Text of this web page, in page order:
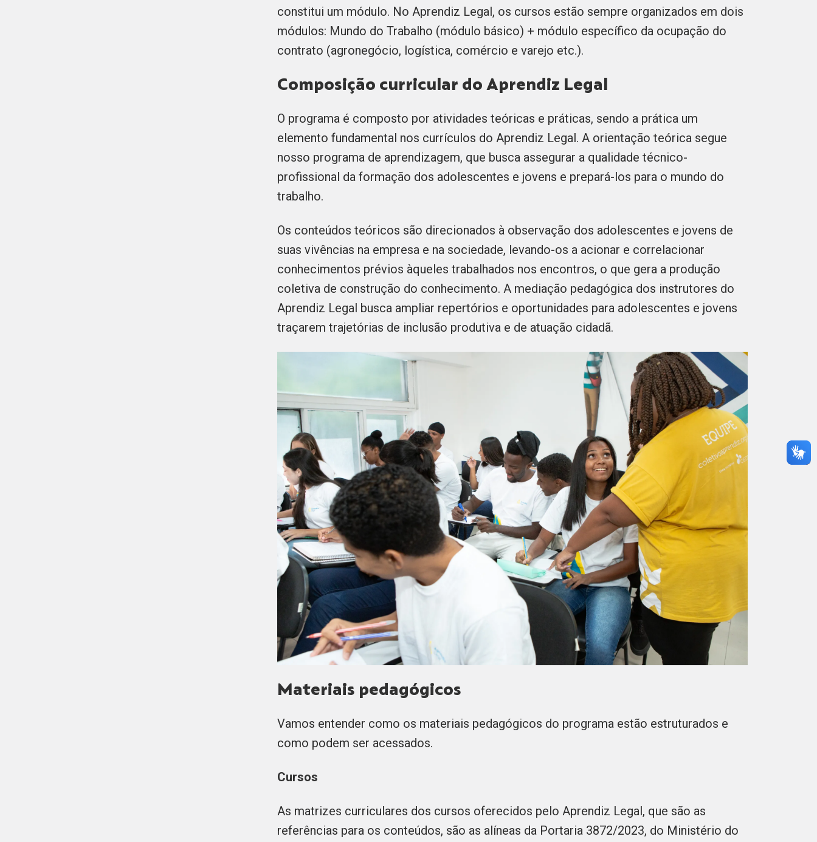
constitui um módulo. No Aprendiz Legal, os cursos estão sempre organizados em dois
módulos: Mundo do Trabalho (módulo básico) + módulo específico da ocupação do
contrato (agronegócio, logística, comércio e varejo etc.).
Composição curricular do Aprendiz Legal
O programa é composto por atividades teóricas e práticas, sendo a prática um
elemento fundamental nos currículos do Aprendiz Legal. A orientação teórica segue
nosso programa de aprendizagem, que busca assegurar a qualidade técnico-
profissional da formação dos adolescentes e jovens e prepará-los para o mundo do
trabalho.
Os conteúdos teóricos são direcionados à observação dos adolescentes e jovens de
suas vivências na empresa e na sociedade, levando-os a acionar e correlacionar
conhecimentos prévios àqueles trabalhados nos encontros, o que gera a produção
coletiva de construção do conhecimento. A mediação pedagógica dos instrutores do
Aprendiz Legal busca ampliar repertórios e oportunidades para adolescentes e jovens
traçarem trajetórias de inclusão produtiva e de atuação cidadã.
Materiais pedagógicos
Vamos entender como os materiais pedagógicos do programa estão estruturados e
como podem ser acessados.
Cursos
As matrizes curriculares dos cursos oferecidos pelo Aprendiz Legal, que são as
referências para os conteúdos, são as alíneas da Portaria 3872/2023, do Ministério do